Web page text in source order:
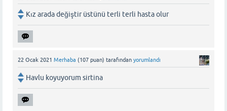
Kız arada değiştir üstünü terli terli hasta olur
22 Ocak 2021 Merhaba (107 puan) tarafından yorumlandı
Havlu koyuyorum sirtina